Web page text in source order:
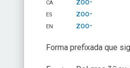
es
zoo-
en
zoo-
Forma prefixada que